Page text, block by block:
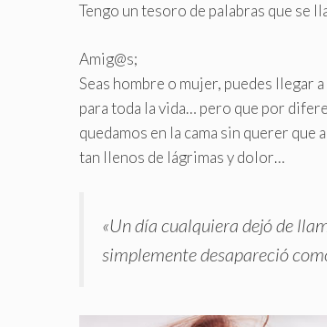
Tengo un tesoro de palabras que se
Amig@s;
Seas hombre o mujer, puedes llegar
para toda la vida… pero que por
quedamos en la cama sin querer que
tan llenos de lágrimas y dolor…
«Un día cualquiera dejó de
simplemente desapareció